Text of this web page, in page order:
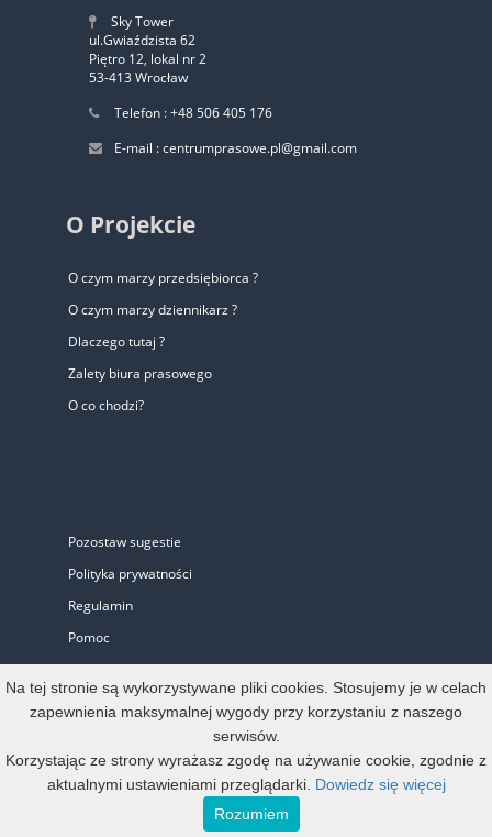
Sky Tower
ul.Gwiaździsta 62
Piętro 12, lokal nr 2
53-413 Wrocław
Telefon : +48 506 405 176
E-mail : centrumprasowe.pl@gmail.com
O Projekcie
O czym marzy przedsiębiorca ?
O czym marzy dziennikarz ?
Dlaczego tutaj ?
Zalety biura prasowego
O co chodzi?
Pozostaw sugestie
Polityka prywatności
Regulamin
Pomoc
Biuro Prasowe
Oferta
Na tej stronie są wykorzystywane pliki cookies. Stosujemy je w celach
zapewnienia maksymalnej wygody przy korzystaniu z naszego
serwisów.
Korzystając ze strony wyrażasz zgodę na używanie cookie, zgodnie z
aktualnymi ustawieniami przeglądarki. Dowiedz się więcej
Rozumiem